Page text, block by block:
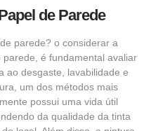
de Parede
parede? o considerar a
é fundamental avaliar
ao desgaste, lavabilidade e
um dos métodos mais
possui uma vida útil
da qualidade da tinta